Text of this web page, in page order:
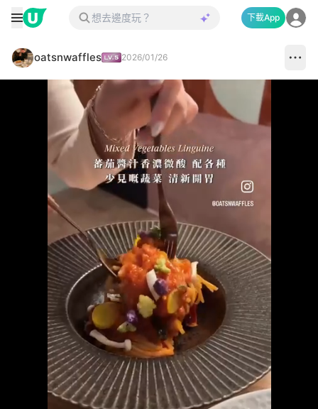
下載App
oatsnwaffles 2026/01/26